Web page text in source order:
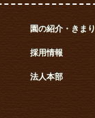
園の紹介・きまり
採用情報
法人本部